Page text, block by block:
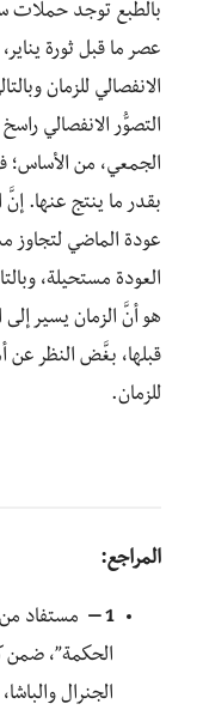
بالطبع توجد حملات
عصر ما قبل ثورة
الانفصالي للزمان
التصوُّر الانفصالي
الجمعي، من الأساس؛
بقدر ما ينتج عنها. إنَّ
عودة الماضي لتجاوز
العودة مستحيلة،
هو أنَّ الزمان يسير إلى
قبلها، بغَّض النظر عن
للزمان.
المراجع:
1 –
مستفاد من
الحكمة”، ضمن
الجنرال والباشا،